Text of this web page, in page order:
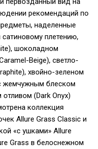
рекомендаций по
наделенные
плетению,
шоколадном
Beige), светло-
хвойно-зеленом
жемчужным блеском
(Dark Onyx)
коллекция
Allure Grass Classic и
«с ушками» Allure
Grass в белоснежном